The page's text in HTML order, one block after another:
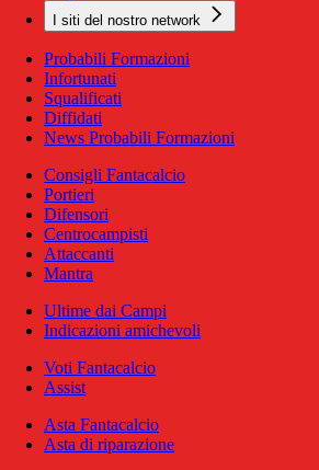
I siti del nostro network
Probabili Formazioni
Infortunati
Squalificati
Diffidati
News Probabili Formazioni
Consigli Fantacalcio
Portieri
Difensori
Centrocampisti
Attaccanti
Mantra
Ultime dai Campi
Indicazioni amichevoli
Voti Fantacalcio
Assist
Asta Fantacalcio
Asta di riparazione